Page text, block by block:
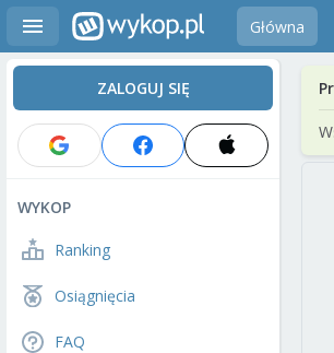
Główna
ZALOGUJ SIĘ
WYKOP
Ranking
Osiągnięcia
FAQ